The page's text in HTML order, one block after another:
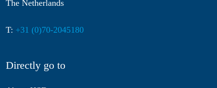
The Netherlands
T: +31 (0)70-2045180
Directly go to